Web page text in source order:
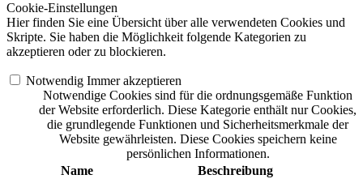
Cookie-Einstellungen
Hier finden Sie eine Übersicht über alle verwendeten Cookies und
Skripte. Sie haben die Möglichkeit folgende Kategorien zu
akzeptieren oder zu blockieren.
Notwendig Immer akzeptieren
Notwendige Cookies sind für die ordnungsgemäße Funktion
der Website erforderlich. Diese Kategorie enthält nur Cookies,
die grundlegende Funktionen und Sicherheitsmerkmale der
Website gewährleisten. Diese Cookies speichern keine
persönlichen Informationen.
Name
Beschreibung